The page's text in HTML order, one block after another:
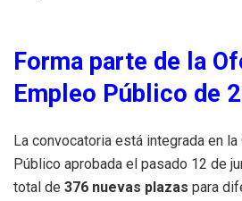
Forma parte de la
Empleo Público de
La convocatoria está integrada en
Público aprobada el pasado 12 de
total de 376 nuevas plazas para